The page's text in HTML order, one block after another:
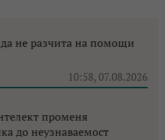
не разчита на помощи
10:58, 07.08.2026
променя
до неузнаваемост